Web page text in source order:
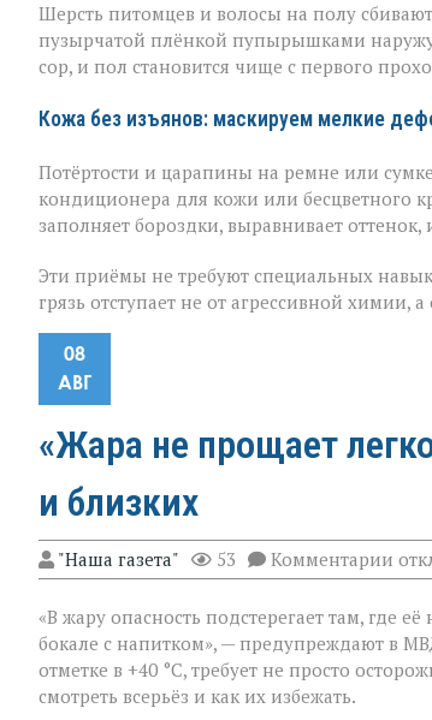
Шерсть питомцев и волосы на полу
пузырчатой плёнкой пупырышками наружу
сор, и пол становится чище с первого
Кожа без изъянов: маскируем мелкие
Потёртости и царапины на ремне или
кондиционера для кожи или бесцветного
заполняет бороздки, выравнивает
Эти приёмы не требуют специальных
грязь отступает не от агрессивной химии,
08
АВГ
«Жара не прощает
и близких
"Наша газета" 53 Комментарии к
не
«В жару опасность подстерегает там, где
бокале с напитком», — предупреждают в
отметке в +40 °C, требует не просто
смотреть всерьёз и как их избежать.